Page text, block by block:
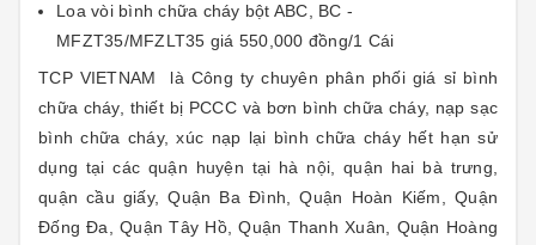
Loa vòi bình chữa cháy bột ABC, BC -
MFZT35/MFZLT35 giá 550,000 đồng/1 Cái
TCP VIETNAM là Công ty chuyên phân phối giá sỉ bình
chữa cháy, thiết bị PCCC và bơn bình chữa cháy, nạp sạc
bình chữa cháy, xúc nạp lại bình chữa cháy hết hạn sử
dụng tại các quận huyện tại hà nội, quận hai bà trưng,
quận cầu giấy, Quận Ba Đình, Quận Hoàn Kiếm, Quận
Đống Đa, Quận Tây Hồ, Quận Thanh Xuân, Quận Hoàng